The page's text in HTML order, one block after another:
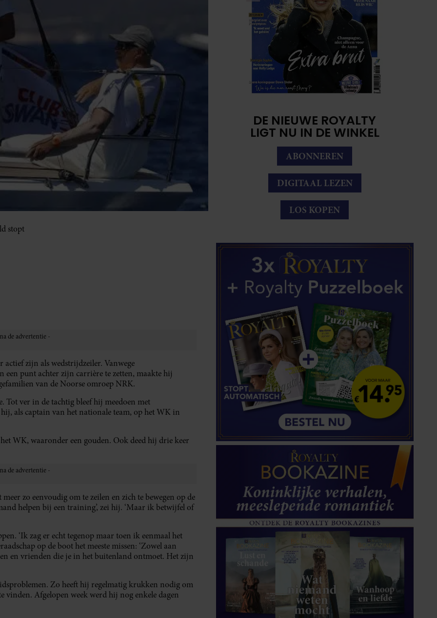
stopt
zijn als wedstrijdzeiler. Vanwege
een punt achter zijn carrière te zetten, maakte hij
van de Noorse omroep NRK.
Tot ver in de tachtig bleef hij meedoen met
als captain van het nationale team, op het WK in
WK, waaronder een gouden. Ook deed hij drie keer
zo eenvoudig om te zeilen en zich te bewegen op de
helpen bij een training’, zei hij. ‘Maar ik betwijfel of
‘Ik zag er echt tegenop maar toen ik eenmaal het
op de boot het meeste missen: ‘Zowel aan
en vrienden die je in het buitenland ontmoet. Het zijn
Zo heeft hij regelmatig krukken nodig om
vinden. Afgelopen week werd hij nog enkele dagen
DE NIEUWE ROYALTY
LIGT NU IN DE WINKEL
ABONNEREN
DIGITAAL LEZEN
LOS KOPEN